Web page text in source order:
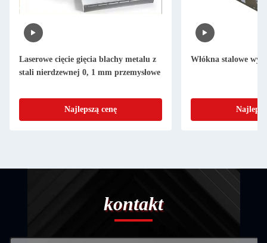
Laserowe cięcie gięcia blachy metalu z
stali nierdzewnej 0, 1 mm przemysłowe
Najlepszą cenę
Włókna stalowe
kontakt